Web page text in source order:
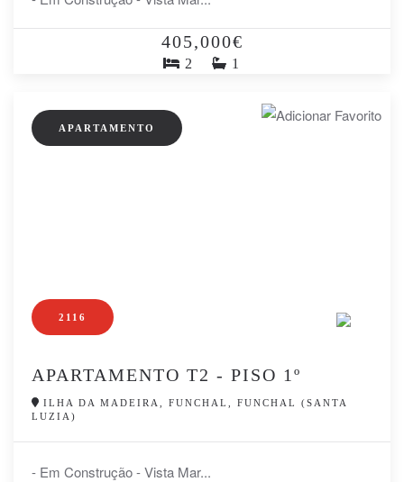
405,000€
2 1
2116
APARTAMENTO
APARTAMENTO T2 - PISO 1º
ILHA DA MADEIRA, FUNCHAL, FUNCHAL (SANTA
LUZIA)
- Em Construção - Vista Mar...